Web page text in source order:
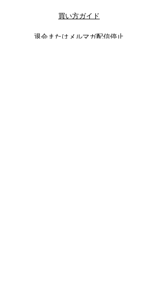
買い方ガイド
退会またはメルマガ配信停止